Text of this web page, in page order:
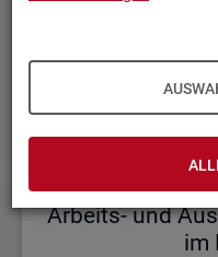
einem etwas er­höh­ten
lich im ak­tu­el­len
Ar­beits- und
im